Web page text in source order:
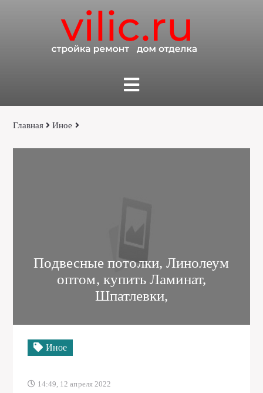
Главная Иное
Подвесные потолки, Линолеум
оптом, купить Ламинат,
Шпатлевки,
Иное
14:49, 12 апреля 2022